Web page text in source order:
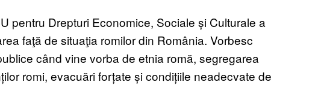
pentru Drepturi Economice, Sociale și Culturale a
faţă de situaţia romilor din România. Vorbesc
când vine vorba de etnia romă, segregarea
romi, evacuări forțate și condițiile neadecvate de